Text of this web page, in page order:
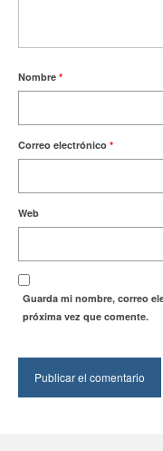
Nombre *
Correo electrónico *
Web
Guarda mi nombre, correo
próxima vez que comente.